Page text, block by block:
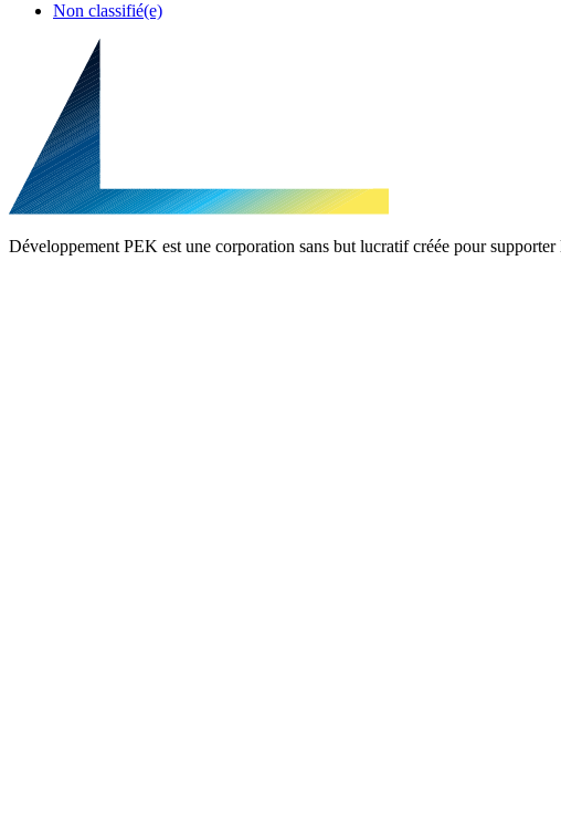
Non classifié(e)
Développement PEK est une corporation sans but lucratif créée pour